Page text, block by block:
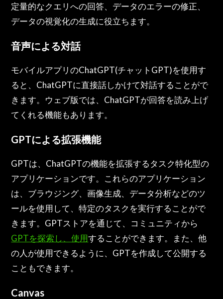
定量的なクエリへの回答、データのエラーの修正、
データの視覚化の生成に役立ちます。
音声による対話
モバイルアプリのChatGPT(チャットGPT)を使用す
ると、ChatGPTに直接話しかけて対話することがで
きます。ウェブ版では、ChatGPTが回答を読み上げ
てくれる機能もあります。
GPTによる拡張機能
GPTは、ChatGPTの機能を拡張するタスク特化型の
アプリケーションです。これらのアプリケーション
は、ブラウジング、画像生成、データ分析などのツ
ールを使用して、特定のタスクを実行することがで
きます。GPTストアを通じて、コミュニティから
GPTを探索し、使用することができます。また、他
の人が使用できるように、GPTを作成して公開する
こともできます。
Canvas